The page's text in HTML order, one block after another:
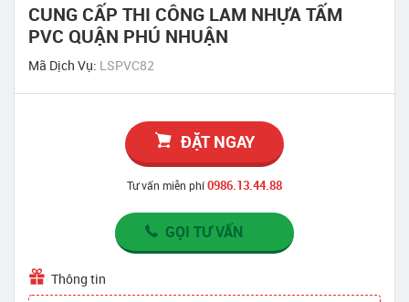
CUNG CẤP THI CÔNG LAM NHỰA TẤM
PVC QUẬN PHÚ NHUẬN
Mã Dịch Vụ: LSPVC82
ĐẶT NGAY
Tư vấn miễn phí0986.13.44.88
GỌI TƯ VẤN
Thông tin